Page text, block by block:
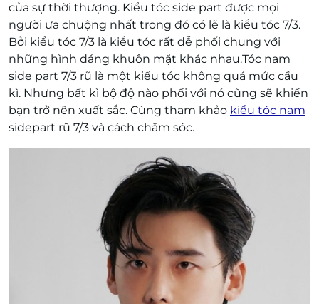
của sự thời thượng. Kiểu tóc side part được mọi
người ưa chuộng nhất trong đó có lẽ là kiểu tóc 7/3.
Bởi kiểu tóc 7/3 là kiểu tóc rất dễ phối chung với
những hình dáng khuôn mặt khác nhau.Tóc nam
side part 7/3 rũ là một kiểu tóc không quá mức cầu
kì. Nhưng bất kì bộ độ nào phối với nó cũng sẽ khiến
bạn trở nên xuất sắc. Cùng tham khảo kiểu tóc nam
sidepart rũ 7/3 và cách chăm sóc.